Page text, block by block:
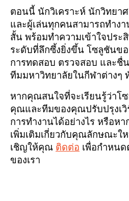
ตอนนี้ นักวิเคราะห์ นักวิทยา
และผู้เล่นทุกคนสามารถทำง
สั้น พร้อมทำความเข้าใจประ
ระดับที่ลึกซึ้งยิ่งขึ้น โซลูชันข
การทดสอบ ตรวจสอบ และชื่
ทีมมหาวิทยาลัยในกีฬาต่างๆ
หากคุณสนใจที่จะเรียนรู้ว่าโ
คุณและทีมของคุณปรับปรุงเวิ
การทำงานได้อย่างไร หรือห
เพิ่มเติมเกี่ยวกับคุณลักษณะให
เชิญให้คุณ ติดต่อ เพื่อกำหน
ของเรา